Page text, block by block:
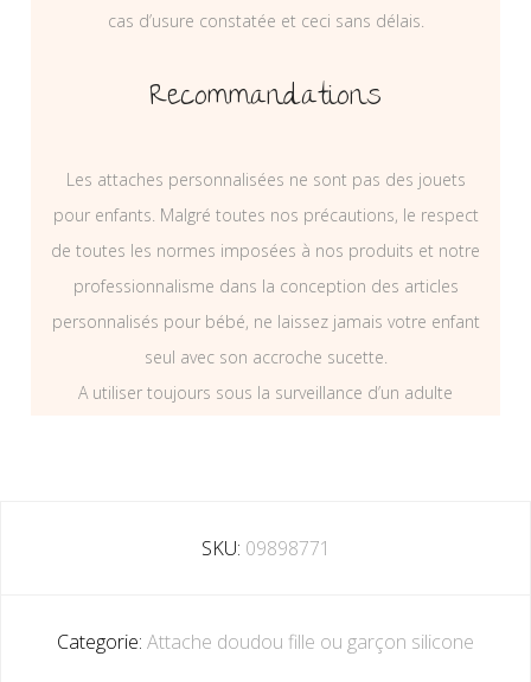
cas d’usure constatée et ceci sans délais.
Recommandations
Les attaches personnalisées ne sont pas des jouets
pour enfants. Malgré toutes nos précautions, le respect
de toutes les normes imposées à nos produits et notre
professionnalisme dans la conception des articles
personnalisés pour bébé, ne laissez jamais votre enfant
seul avec son accroche sucette.
A utiliser toujours sous la surveillance d’un adulte
SKU: 09898771
Categorie: Attache doudou fille ou garçon silicone